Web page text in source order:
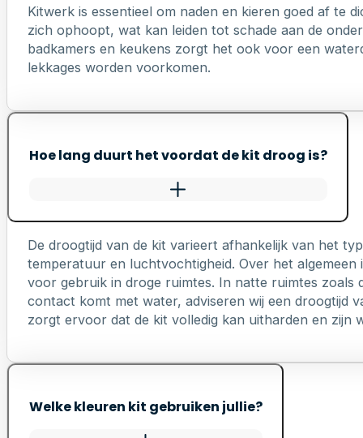
Kitwerk is essentieel om naden en kieren goed af te
zich ophoopt, wat kan leiden tot schade aan de
badkamers en keukens zorgt het ook voor een
lekkages worden voorkomen.
Hoe lang duurt het voordat de kit droog is?
De droogtijd van de kit varieert afhankelijk van het
temperatuur en luchtvochtigheid. Over het
voor gebruik in droge ruimtes. In natte ruimtes zoals
contact komt met water, adviseren wij een droogtijd
zorgt ervoor dat de kit volledig kan uitharden en zijn
Welke kleuren kit gebruiken jullie?